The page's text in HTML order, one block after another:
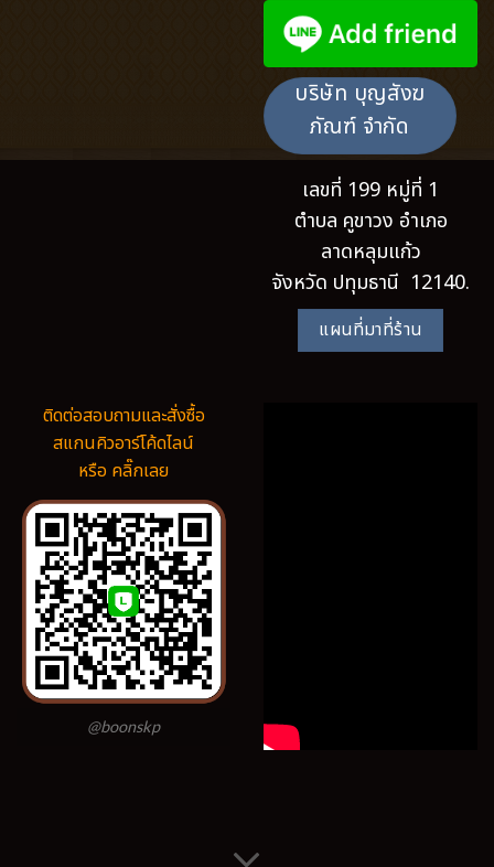
บริษัท บุญสังฆ
ภัณฑ์ จำกัด
เลขที่ 199 หมู่ที่ 1
ตำบล คูขาวง อำเภอ
ลาดหลุมแก้ว
จังหวัด ปทุมธานี 12140.
แผนที่มาที่ร้าน
ติดต่อสอบถามและสั่งซื้อ
สแกนคิวอาร์โค้ดไลน์
หรือ คลิ๊กเลย
@boonskp